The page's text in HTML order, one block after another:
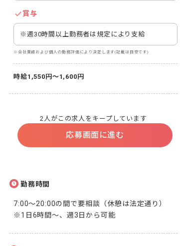
賞与
※週30時間以上勤務者は規定により支給
※会社業績および個人の勤務評価により決定します(記載は目安です)
時給1,550円～1,600円
2人がこの求人をキープしています
応募画面に進む
勤務時間
7:00～20:00の間で要相談（休憩は法定通り）
※1日6時間～、週3日から可能